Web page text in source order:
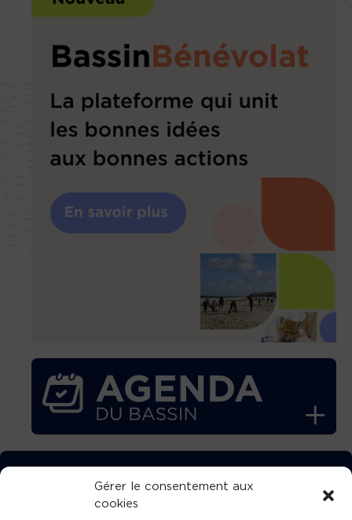
Gérer le consentement aux
cookies
TÉLÉCHARGEZ GRATUITEMENT
L’APPLICATION TVBA !